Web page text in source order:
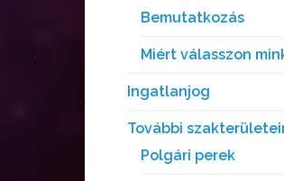
Bemutatkozás
Miért válasszon
Ingatlanjog
További
Polgári perek